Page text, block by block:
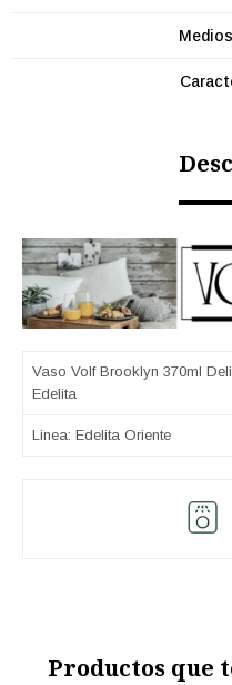
Vaso Volf Brooklyn 370ml Deli
Edelita
Linea: Edelita Oriente
Productos que